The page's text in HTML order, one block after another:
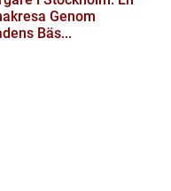
Genom
Bäs...